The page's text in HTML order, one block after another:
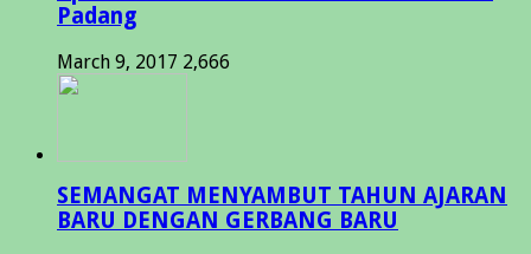
Padang
March 9, 2017 2,666
SEMANGAT MENYAMBUT TAHUN AJARAN
BARU DENGAN GERBANG BARU